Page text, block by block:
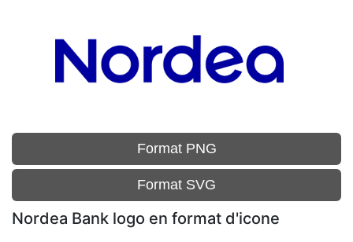
Format PNG
Format SVG
Nordea Bank logo en format d'icone